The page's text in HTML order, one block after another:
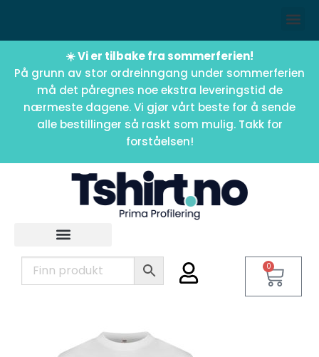
☀️ Vi er tilbake fra sommerferien!
På grunn av stor ordreinngang under sommerferien
må det påregnes noe ekstra leveringstid de
nærmeste dagene. Vi gjør vårt beste for å sende
alle bestillinger så raskt som mulig. Takk for
forståelsen!
0